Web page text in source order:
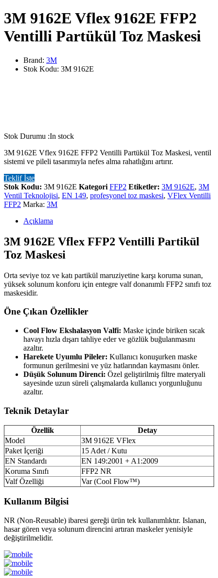
3M 9162E Vflex 9162E FFP2
Ventilli Partükül Toz Maskesi
Brand: 3M
Stok Kodu: 3M 9162E
Stok Durumu :In stock
3M 9162E Vflex 9162E FFP2 Ventilli Partükül Toz Maskesi, ventil
sistemi ve pileli tasarımıyla nefes alma rahatlığını artırır.
Teklif İste
Stok Kodu: 3M 9162E Kategori FFP2 Etiketler: 3M 9162E, 3M
Ventil Teknolojisi, EN 149, profesyonel toz maskesi, VFlex Ventilli
FFP2 Marka: 3M
Açıklama
3M 9162E Vflex FFP2 Ventilli Partikül
Toz Maskesi
Orta seviye toz ve katı partikül maruziyetine karşı koruma sunan,
yüksek solunum konforu için entegre valf donanımlı FFP2 sınıfı toz
maskesidir.
Öne Çıkan Özellikler
Cool Flow Ekshalasyon Valfi: Maske içinde biriken sıcak
havayı hızla dışarı tahliye eder ve gözlük buğulanmasını
azaltır.
Harekete Uyumlu Pileler: Kullanıcı konuşurken maske
formunun gerilmesini ve yüz hatlarından kaymasını önler.
Düşük Solunum Direnci: Özel geliştirilmiş filtre materyali
sayesinde uzun süreli çalışmalarda kullanıcı yorgunluğunu
azaltır.
Teknik Detaylar
Özellik
Detay
Model
3M 9162E VFlex
Paket İçeriği
15 Adet / Kutu
EN Standardı
EN 149:2001 + A1:2009
Koruma Sınıfı
FFP2 NR
Valf Özelliği
Var (Cool Flow™)
Kullanım Bilgisi
NR (Non-Reusable) ibaresi gereği ürün tek kullanımlıktır. Islanan,
hasar gören veya solunum direncini artıran maskeler yenisiyle
değiştirilmelidir.